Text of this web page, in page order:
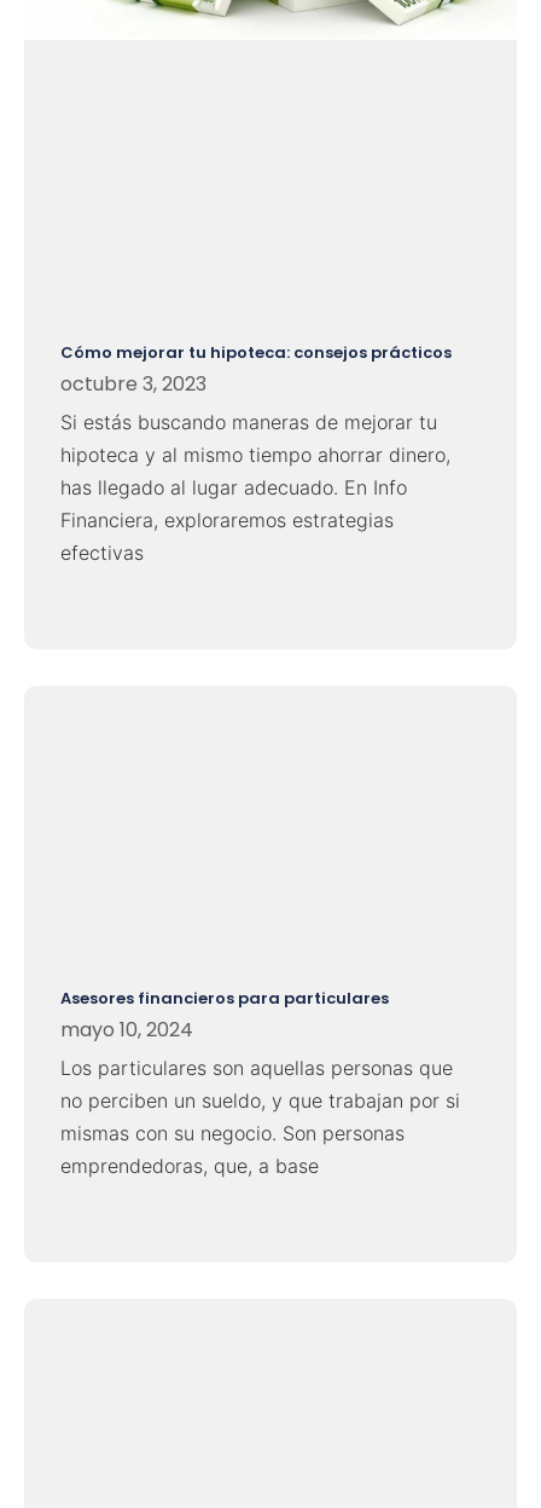
Cómo mejorar tu hipoteca: consejos prácticos
octubre 3, 2023
Si estás buscando maneras de mejorar tu
hipoteca y al mismo tiempo ahorrar dinero,
has llegado al lugar adecuado. En Info
Financiera, exploraremos estrategias
efectivas
Asesores financieros para particulares
mayo 10, 2024
Los particulares son aquellas personas que
no perciben un sueldo, y que trabajan por si
mismas con su negocio. Son personas
emprendedoras, que, a base